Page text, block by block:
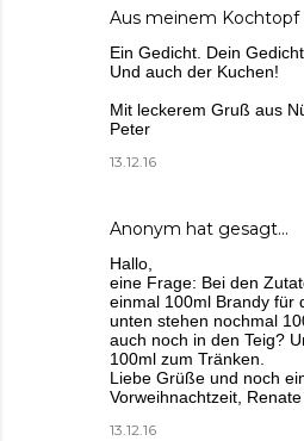
Aus meinem Kochtopf
Ein Gedicht. Dein
Und auch der Kuchen!
Mit leckerem Gruß aus
Peter
13.12.16
Anonym hat gesagt…
Hallo,
eine Frage: Bei den
einmal 100ml Brandy für
unten stehen nochmal
auch noch in den Teig?
100ml zum Tränken.
Liebe Grüße und noch
Vorweihnachtzeit, Renate
13.12.16